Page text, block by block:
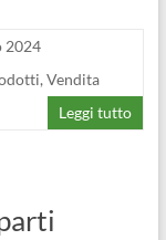
2024
, Vendita
Leggi tutto